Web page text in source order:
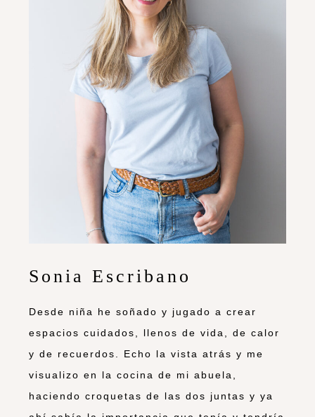
Sonia Escribano
Desde niña he soñado y jugado a crear
espacios cuidados, llenos de vida, de calor
y de recuerdos. Echo la vista atrás y me
visualizo en la cocina de mi abuela,
haciendo croquetas de las dos juntas y ya